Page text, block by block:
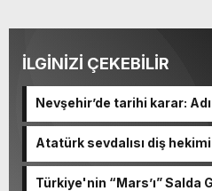
İLGİNİZİ ÇEKEBİLİR
Nevşehir’de tarihi karar:
Atatürk sevdalısı diş
Türkiye'nin “Mars’ı” Salda